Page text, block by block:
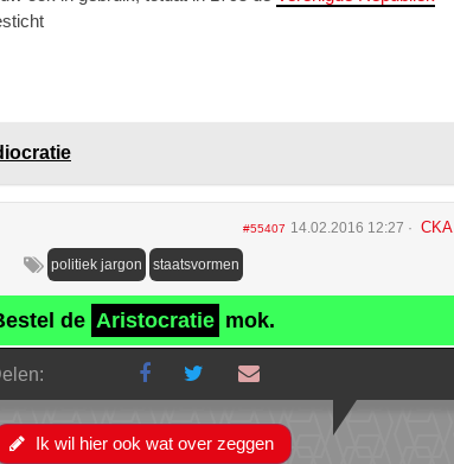
#55407 14.02.2016 12:27 CKA
politiek jargon staatsvormen
de Aristocratie mok.
Ik wil hier ook wat over zeggen